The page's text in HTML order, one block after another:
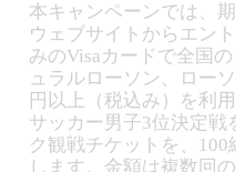
本キャンペーンでは、
ウェブサイトからエン
みのVisaカードで全国
ュラルローソン、ロー
円以上（税込み）を利
サッカー男子3位決定戦
ク観戦チケットを、
します。金額は複数回